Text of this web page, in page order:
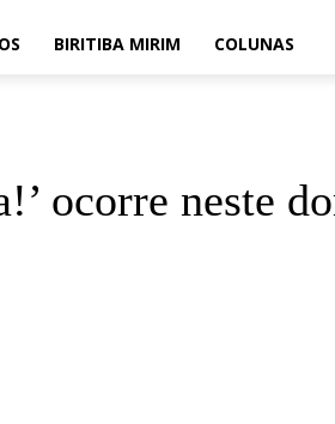
BIRITIBA MIRIM COLUNAS
ocorre neste